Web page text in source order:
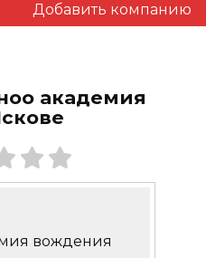
Добавить компанию
академия